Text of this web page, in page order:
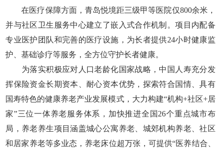
在医疗保障方面，青岛悦境距三级甲等医院仅800余米，
并与社区卫生服务中心建立了嵌入式合作机制。项目内配备
专业医护团队和完善的医疗设施，为长者提供24小时健康监
护、基础诊疗等服务，全方位守护长者健康。
为落实积极应对人口老龄化国家战略，中国人寿充分发
挥保险资金长期资本、耐心资本优势，探索符合国情、具有
国寿特色的健康养老产业发展模式，大力构建“机构+社区+居
家”三位一体养老服务体系，加快推进全国26个重点城市布
局，养老养生项目涵盖城心公寓养老、城郊机构养老、社区
和居家养老等多业态，养老床位超万张，可提供“医养结合、